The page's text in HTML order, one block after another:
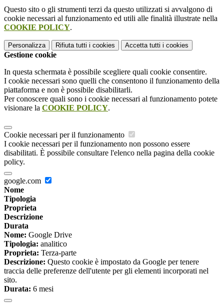
Questo sito o gli strumenti terzi da questo utilizzati si avvalgono di
cookie necessari al funzionamento ed utili alle finalità illustrate nella
COOKIE POLICY.
Personalizza Rifiuta tutti i cookies Accetta tutti i cookies
Gestione cookie
In questa schermata è possibile scegliere quali cookie consentire.
I cookie necessari sono quelli che consentono il funzionamento della
piattaforma e non è possibile disabilitarli.
Per conoscere quali sono i cookie necessari al funzionamento potete
visionare la COOKIE POLICY.
Cookie necessari per il funzionamento
I cookie necessari per il funzionamento non possono essere
disabilitati. È possibile consultare l'elenco nella pagina della cookie
policy.
google.com
Nome
Tipologia
Proprieta
Descrizione
Durata
Nome: Google Drive
Tipologia: analitico
Proprieta: Terza-parte
Descrizione: Questo cookie è impostato da Google per tenere
traccia delle preferenze dell'utente per gli elementi incorporati nel
sito.
Durata: 6 mesi